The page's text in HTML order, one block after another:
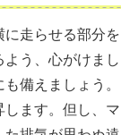
走らせる部分を
う、心がけまし
備えましょう。
ます。但し、マ